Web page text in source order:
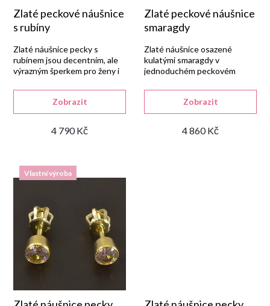
p
r
o
d
k
Zlaté peckové náušnice
s rubíny
4 790 Kč
Zobrazit
Zlaté náušnice pecky s
rubínem jsou decentním, ale
výrazným šperkem pro ženy i
Zlaté peckové náušnice
smaragdy
4 860 Kč
Zobrazit
Zlaté náušnice osazené
kulatými smaragdy v
jednoduchém peckovém
Vlastní výroba